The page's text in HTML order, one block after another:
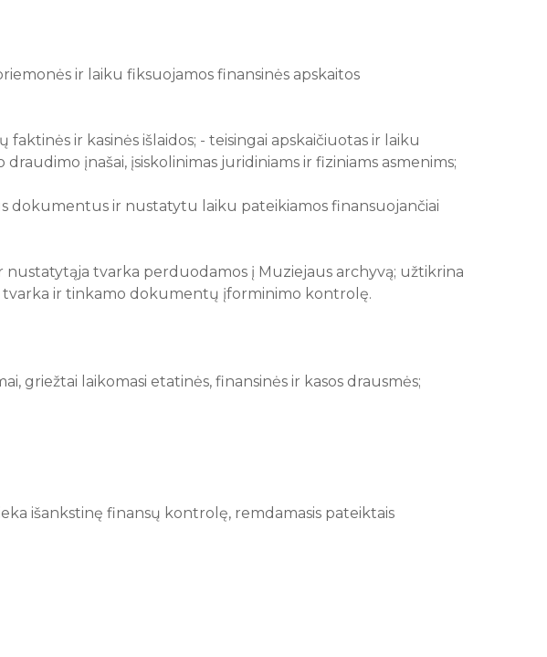
ir laiku fiksuojamos finansinės apskaitos
ir kasinės išlaidos; - teisingai apskaičiuotas ir laiku
įnašai, įsiskolinimas juridiniams ir fiziniams asmenims;
dokumentus ir nustatytu laiku pateikiamos finansuojančiai
tvarka perduodamos į Muziejaus archyvą; užtikrina
ir tinkamo dokumentų įforminimo kontrolę.
griežtai laikomasi etatinės, finansinės ir kasos drausmės;
išankstinę finansų kontrolę, remdamasis pateiktais